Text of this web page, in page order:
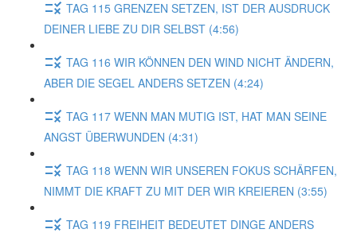
TAG 115 GRENZEN SETZEN, IST DER AUSDRUCK
DEINER LIEBE ZU DIR SELBST (4:56)
TAG 116 WIR KÖNNEN DEN WIND NICHT ÄNDERN,
ABER DIE SEGEL ANDERS SETZEN (4:24)
TAG 117 WENN MAN MUTIG IST, HAT MAN SEINE
ANGST ÜBERWUNDEN (4:31)
TAG 118 WENN WIR UNSEREN FOKUS SCHÄRFEN,
NIMMT DIE KRAFT ZU MIT DER WIR KREIEREN (3:55)
TAG 119 FREIHEIT BEDEUTET DINGE ANDERS